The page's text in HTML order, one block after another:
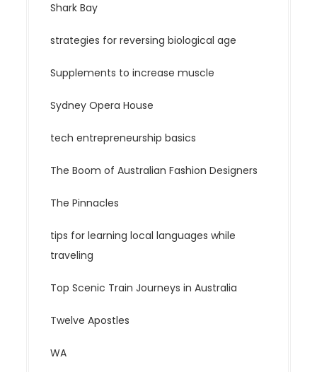
Shark Bay
strategies for reversing biological age
Supplements to increase muscle
Sydney Opera House
tech entrepreneurship basics
The Boom of Australian Fashion Designers
The Pinnacles
tips for learning local languages while
traveling
Top Scenic Train Journeys in Australia
Twelve Apostles
WA